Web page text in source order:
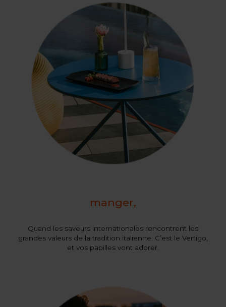
manger,
Quand les saveurs internationales rencontrent les
grandes valeurs de la tradition italienne. C’est le Vertigo,
et vos papilles vont adorer.